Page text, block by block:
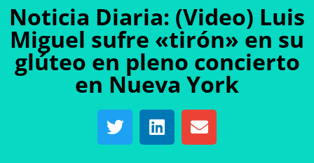
Noticia Diaria: (Video) Luis
Miguel sufre «tirón» en su
glúteo en pleno concierto
en Nueva York